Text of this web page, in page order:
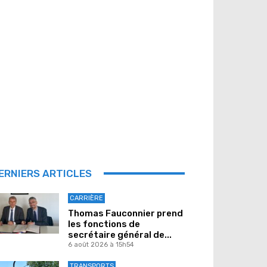
ARTICLES
CARRIÈRE
Thomas Fauconnier prend
les fonctions de
secrétaire général de...
6 août 2026 à 15h54